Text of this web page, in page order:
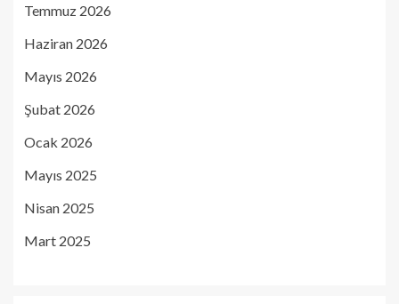
Temmuz 2026
Haziran 2026
Mayıs 2026
Şubat 2026
Ocak 2026
Mayıs 2025
Nisan 2025
Mart 2025